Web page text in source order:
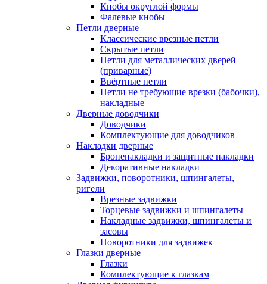
Кнобы округлой формы
Фалевые кнобы
Петли дверные
Классические врезные петли
Скрытые петли
Петли для металлических дверей
(приварные)
Ввёртные петли
Петли не требующие врезки (бабочки),
накладные
Дверные доводчики
Доводчики
Комплектующие для доводчиков
Накладки дверные
Броненакладки и защитные накладки
Декоративные накладки
Задвижки, поворотники, шпингалеты,
ригели
Врезные задвижки
Торцевые задвижки и шпингалеты
Накладные задвижки, шпингалеты и
засовы
Поворотники для задвижек
Глазки дверные
Глазки
Комплектующие к глазкам